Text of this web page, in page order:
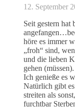
12. September
Seit gestern hat
höre es immer
„froh“ sind,
und die lieben
gehen
Ich genieße es
Natürlich gibt
streiten als
furchtbar